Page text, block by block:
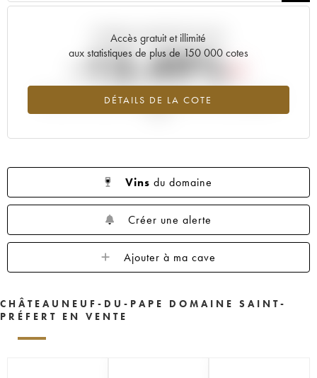
Accès gratuit et illimité
aux statistiques de plus de 150 000 cotes
DÉTAILS DE LA COTE
Tendance actuelle de la cote
-13.49%
Tendance à la baisse du millésime 1978 en 2026 par rapport à
Vins du domaine
Créer une alerte
Ajouter à ma cave
CHÂTEAUNEUF-DU-PAPE DOMAINE SAINT-
PRÉFERT EN VENTE